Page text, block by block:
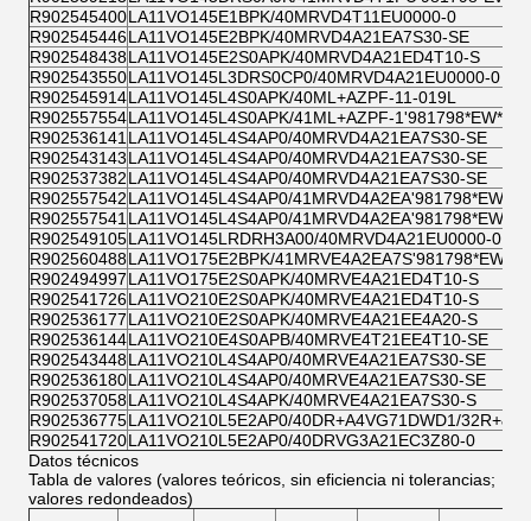
R902545400LA11VO145E1BPK/40MRVD4T11EU0000-0
R902545446LA11VO145E2BPK/40MRVD4A21EA7S30-SE
R902548438LA11VO145E2S0APK/40MRVD4A21ED4T10-S
R902543550LA11VO145L3DRS0CP0/40MRVD4A21EU0000-0
R902545914LA11VO145L4S0APK/40ML+AZPF-11-019L
R902557554LA11VO145L4S0APK/41ML+AZPF-1'981798*EW*&
R902536141 LA11VO145L4S4AP0/40MRVD4A21EA7S30-SE
R902543143LA11VO145L4S4AP0/40MRVD4A21EA7S30-SE
R902537382LA11VO145L4S4AP0/40MRVD4A21EA7S30-SE
R902557542LA11VO145L4S4AP0/41MRVD4A2EA'981798*EW*&
R902557541 LA11VO145L4S4AP0/41MRVD4A2EA'981798*EW*&
R902549105LA11VO145LRDRH3A00/40MRVD4A21EU0000-0
R902560488LA11VO175E2BPK/41MRVE4A2EA7S'981798*EW*&
R902494997LA11VO175E2S0APK/40MRVE4A21ED4T10-S
R902541726LA11VO210E2S0APK/40MRVE4A21ED4T10-S
R902536177LA11VO210E2S0APK/40MRVE4A21EE4A20-S
R902536144LA11VO210E4S0APB/40MRVE4T21EE4T10-SE
R902543448LA11VO210L4S4AP0/40MRVE4A21EA7S30-SE
R902536180LA11VO210L4S4AP0/40MRVE4A21EA7S30-SE
R902537058LA11VO210L4S4APK/40MRVE4A21EA7S30-S
R902536775LA11VO210L5E2AP0/40DR+A4VG71DWD1/32R+&
R902541720LA11VO210L5E2AP0/40DRVG3A21EC3Z80-0
Datos técnicos
Tabla de valores (valores teóricos, sin eficiencia ni tolerancias;
valores redondeados)